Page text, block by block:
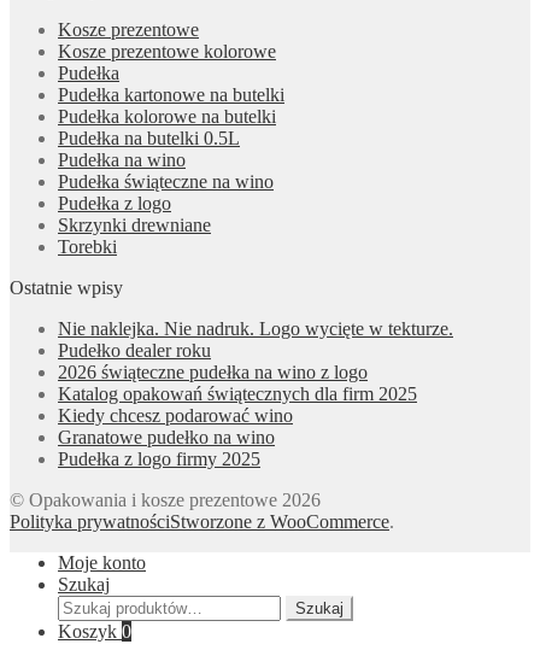
Kosze prezentowe
Kosze prezentowe kolorowe
Pudełka
Pudełka kartonowe na butelki
Pudełka kolorowe na butelki
Pudełka na butelki 0.5L
Pudełka na wino
Pudełka świąteczne na wino
Pudełka z logo
Skrzynki drewniane
Torebki
Ostatnie wpisy
Nie naklejka. Nie nadruk. Logo wycięte w tekturze.
Pudełko dealer roku
2026 świąteczne pudełka na wino z logo
Katalog opakowań świątecznych dla firm 2025
Kiedy chcesz podarować wino
Granatowe pudełko na wino
Pudełka z logo firmy 2025
© Opakowania i kosze prezentowe 2026
Polityka prywatnościStworzone z WooCommerce.
Moje konto
Szukaj
Szukaj:
Szukaj
Koszyk 0